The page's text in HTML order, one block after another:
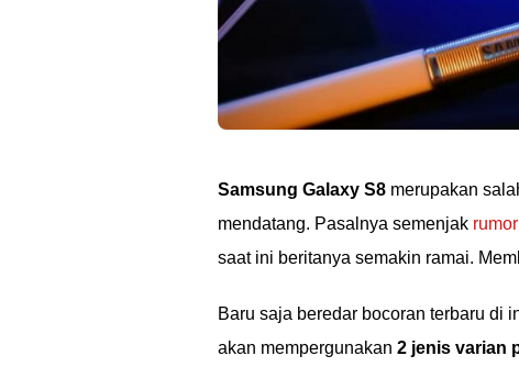
Samsung Galaxy S8 merupakan
mendatang. Pasalnya semenjak
saat ini beritanya semakin ramai.
Baru saja beredar bocoran terbaru di
akan mempergunakan 2 jenis varian